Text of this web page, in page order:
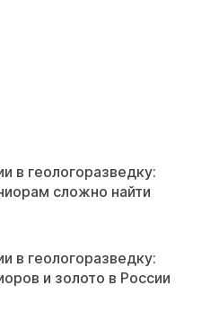
в геологоразведку:
сложно найти
в геологоразведку:
и золото в России